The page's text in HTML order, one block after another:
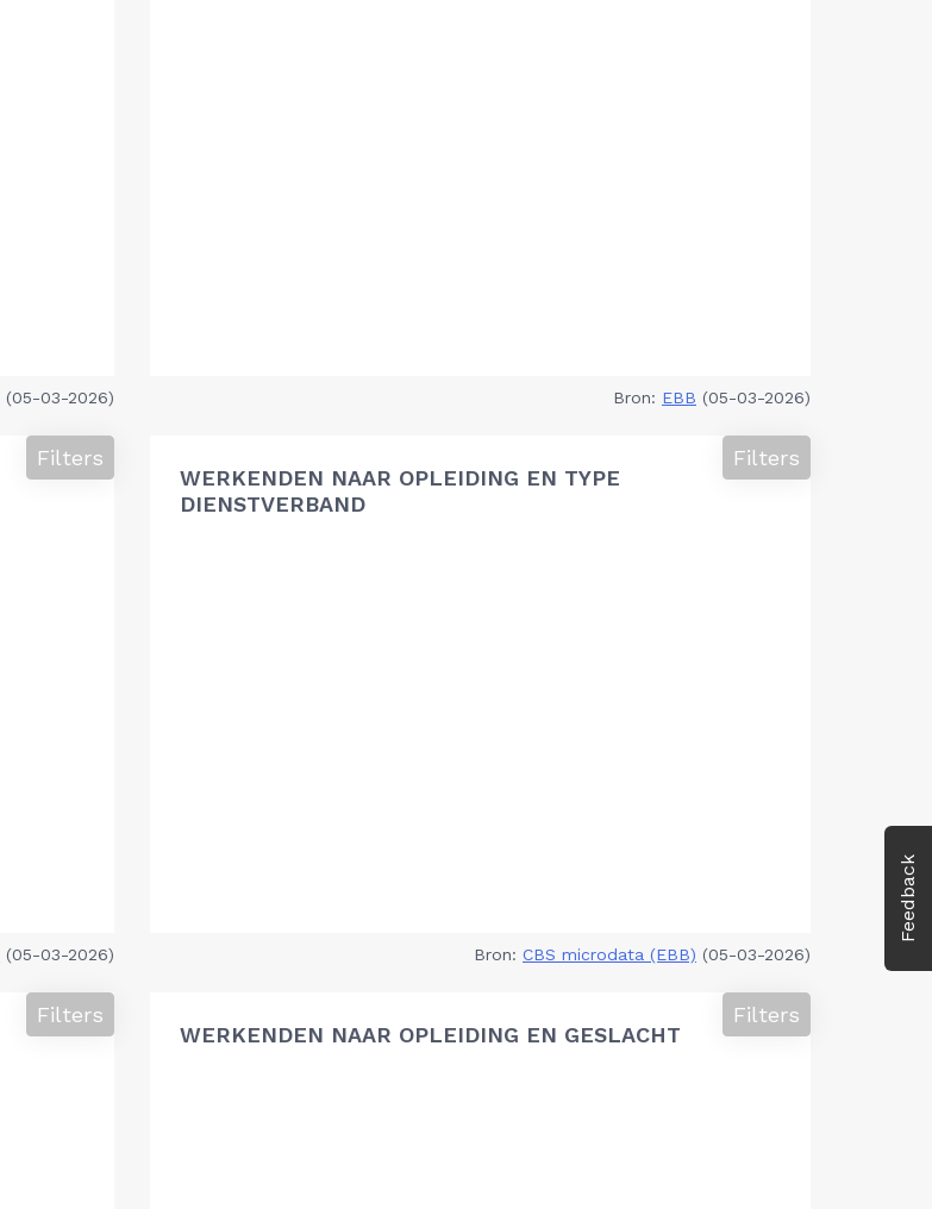
Feedback
(05-03-2026) Bron: EBB (05-03-2026)
Filters
(05-03-2026)
WERKENDEN NAAR OPLEIDING EN TYPE
DIENSTVERBAND
Filters
Bron: CBS microdata (EBB) (05-03-2026)
Filters
WERKENDEN NAAR OPLEIDING EN GESLACHT
Filters